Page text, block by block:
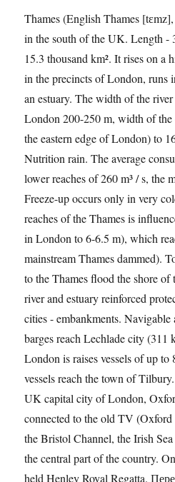
Thames (English Thames
in the south of the UK. Length -
15.3 thousand km². It rises on a
in the precincts of London, runs
an estuary. The width of the
London 200-250 m, width of
the eastern edge of London) to
Nutrition rain. The average
lower reaches of 260 m³ / s, the
Freeze-up occurs only in very
reaches of the Thames is
in London to 6-6.5 m), which
mainstream Thames dammed).
to the Thames flood the shore of
river and estuary reinforced
cities - embankments.
barges reach Lechlade city (311
London is raises vessels of up
vessels reach the town of
UK capital city of London,
connected to the old TV
the Bristol Channel, the Irish
the central part of the country.
held Henley Royal Regatta.